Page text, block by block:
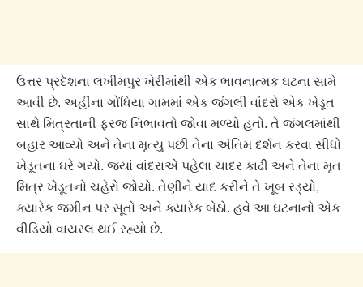
ઉત્તર પ્રદેશના લખીમપુર ખેરીમાંથી એક ભાવનાત્મક ઘટના સામે
આવી છે. અહીંના ગોંધિયા ગામમાં એક જંગલી વાંદરો એક ખેડૂત
સાથે મિત્રતાની ફરજ નિભાવતો જોવા મળ્યો હતો. તે જંગલમાંથી
બહાર આવ્યો અને તેના મૃત્યુ પછી તેના અંતિમ દર્શન કરવા સીધો
ખેડૂતના ઘરે ગયો. જ્યાં વાંદરાએ પહેલા ચાદર કાઢી અને તેના મૃત
મિત્ર ખેડૂતનો ચહેરો જોયો. તેણીને યાદ કરીને તે ખૂબ રડ્યો,
ક્યારેક જમીન પર સૂતો અને ક્યારેક બેઠો. હવે આ ઘટનાનો એક
વીડિયો વાયરલ થઈ રહ્યો છે.